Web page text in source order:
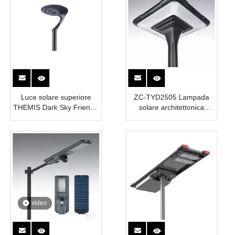
Luce solare superiore
THEMIS Dark Sky Friendly
ZC-TYD2505 Lampada
solare architettonica
video